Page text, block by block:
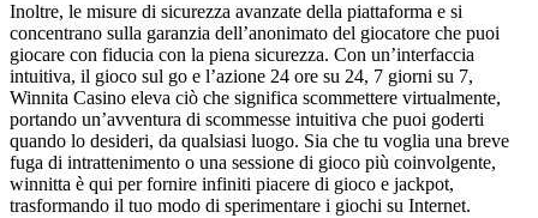
Inoltre, le misure di sicurezza avanzate della piattaforma e si
concentrano sulla garanzia dell’anonimato del giocatore che puoi
giocare con fiducia con la piena sicurezza. Con un’interfaccia
intuitiva, il gioco sul go e l’azione 24 ore su 24, 7 giorni su 7,
Winnita Casino eleva ciò che significa scommettere virtualmente,
portando un’avventura di scommesse intuitiva che puoi goderti
quando lo desideri, da qualsiasi luogo. Sia che tu voglia una breve
fuga di intrattenimento o una sessione di gioco più coinvolgente,
winnitta è qui per fornire infiniti piacere di gioco e jackpot,
trasformando il tuo modo di sperimentare i giochi su Internet.